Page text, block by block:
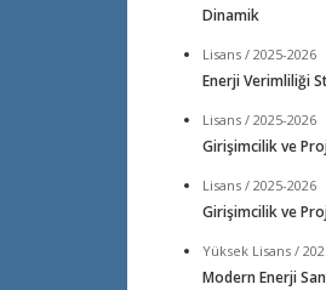
Dinamik
Lisans / 2025-2026
Enerji Verimliliği
Lisans / 2025-2026
Girişimcilik ve
Lisans / 2025-2026
Girişimcilik ve
Yüksek Lisans /
Modern Enerji